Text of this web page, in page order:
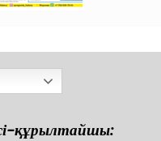
құрылтайшы: